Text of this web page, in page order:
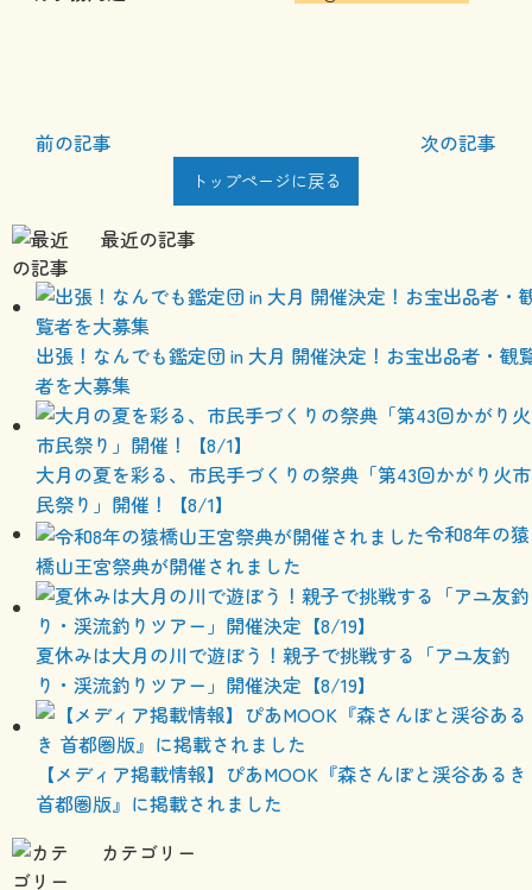
前の記事 次の記事
トップページに戻る
最近の記事
出張！なんでも鑑定団 in 大月 開催決定！お宝出品者・観
者を大募集
大月の夏を彩る、市民手づくりの祭典「第43回かがり火市
民祭り」開催！【8/1】
令和8年の猿
橋山王宮祭典が開催されました
夏休みは大月の川で遊ぼう！親子で挑戦する「アユ友釣
り・渓流釣りツアー」開催決定【8/19】
【メディア掲載情報】ぴあMOOK『森さんぽと渓谷あるき
首都圏版』に掲載されました
カテゴリー